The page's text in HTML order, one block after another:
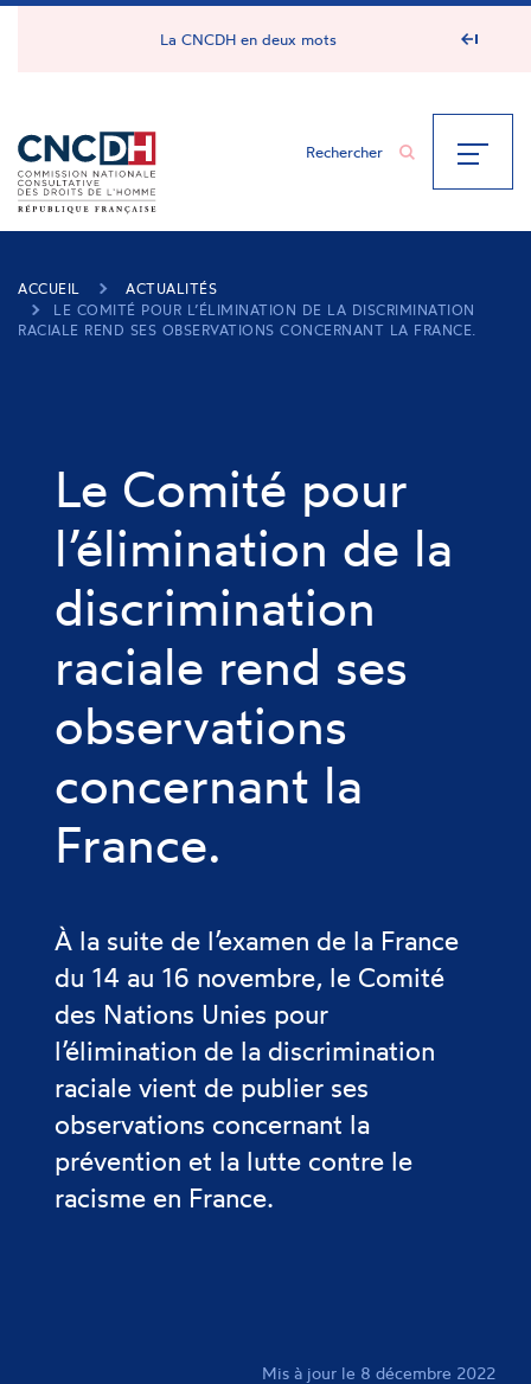
Panneau de gestion des cookies
La CNCDH en deux mots
ACCUEIL
ACTUALITÉS
LE COMITÉ POUR L’ÉLIMINATION DE LA DISCRIMINATION
RACIALE REND SES OBSERVATIONS CONCERNANT LA FRANCE.
Le Comité pour
l’élimination de la
discrimination
raciale rend ses
observations
concernant la
France.
À la suite de l’examen de la France
du 14 au 16 novembre, le Comité
des Nations Unies pour
l’élimination de la discrimination
raciale vient de publier ses
observations concernant la
prévention et la lutte contre le
racisme en France.
Mis à jour le 8 décembre 2022